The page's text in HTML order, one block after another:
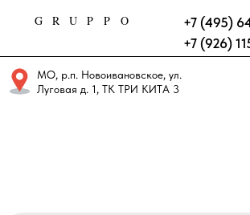
ДЛЯ ДИЛЕРОВ
этаж
GRUPPO +7 (495) 649-20-30
+7 (926) 115-32-85